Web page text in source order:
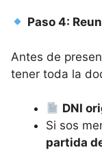
Paso 4:
Antes de
tener toda la
DNI
Si sos
partida